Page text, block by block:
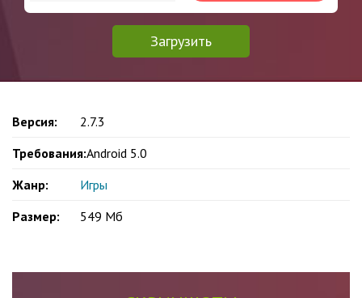
Загрузить
Версия:
2.7.3
Требования:Android 5.0
Жанр:
Игры
Размер:
549 Мб